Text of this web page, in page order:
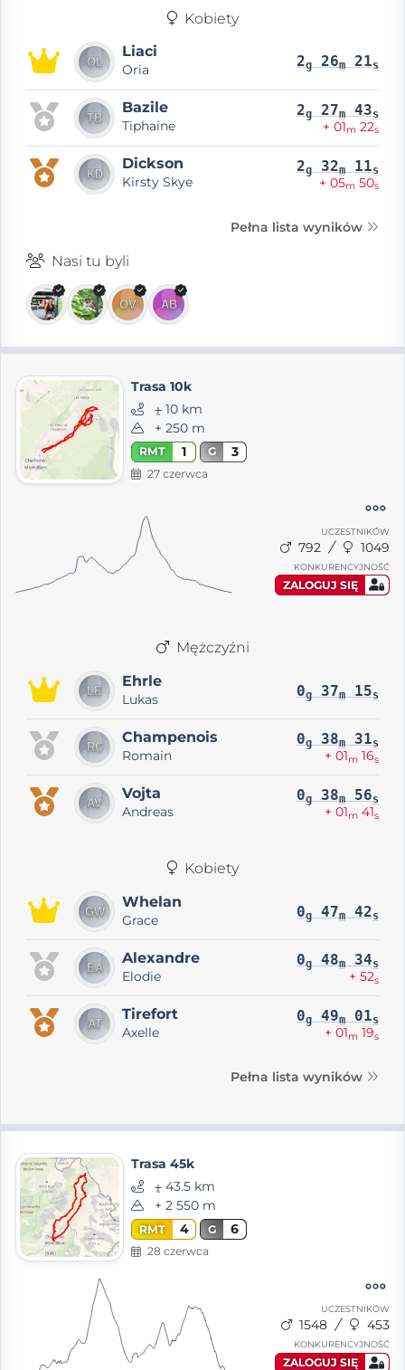
Kobiety
Liaci
Oria 2g 26m 21s
Bazile
Tiphaine
2g 27m 43s
+ 01m 22s
Dickson
Kirsty Skye
2g 32m 11s
+ 05m 50s
Pełna lista wyników
Nasi tu byli
Trasa 10k
⨦ 10 km
+ 250 m
RMT 1 G 3
27 czerwca
UCZESTNIKÓW
792 1049
KONKURENCYJNOŚĆ
ZALOGUJ SIĘ
Mężczyźni
Ehrle
Lukas 0g 37m 15s
Champenois
Romain
0g 38m 31s
+ 01m 16s
Vojta
Andreas
0g 38m 56s
+ 01m 41s
Kobiety
Whelan
Grace 0g 47m 42s
Alexandre
Elodie
0g 48m 34s
+ 52s
Tirefort
Axelle
0g 49m 01s
+ 01m 19s
Pełna lista wyników
Trasa 45k
⨦ 43.5 km
+ 2 550 m
RMT 4 G 6
28 czerwca
UCZESTNIKÓW
1548 453
KONKURENCYJNOŚĆ
ZALOGUJ SIĘ